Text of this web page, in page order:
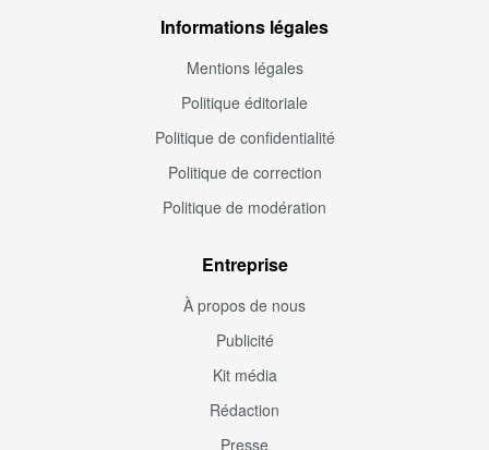
Informations légales
Mentions légales
Politique éditoriale
Politique de confidentialité
Politique de correction
Politique de modération
Entreprise
À propos de nous
Publicité
Kit média
Rédaction
Presse